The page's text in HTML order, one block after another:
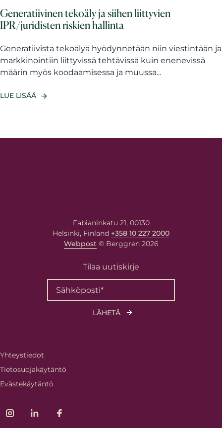
Generatiivinen tekoäly ja siihen liittyvien
IPR/juridisten riskien hallinta
Generatiivista tekoälyä hyödynnetään niin viestintään ja
markkinointiin liittyvissä tehtävissä kuin enenevissä
määrin myös koodaamisessa ja muussa...
LUE LISÄÄ
Fabianinkatu 21, 00130
Helsinki, Finland +358 10 227 2000
Webpost© Berggren 2026
Tilaa uutiskirje
Yhteystiedot
Tietosuojakäytäntö
Evästekäytäntö